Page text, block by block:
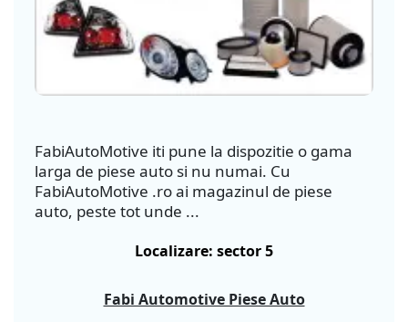
FabiAutoMotive iti pune la dispozitie o gama
larga de piese auto si nu numai. Cu
FabiAutoMotive .ro ai magazinul de piese
auto, peste tot unde ...
Localizare: sector 5
Fabi Automotive Piese Auto